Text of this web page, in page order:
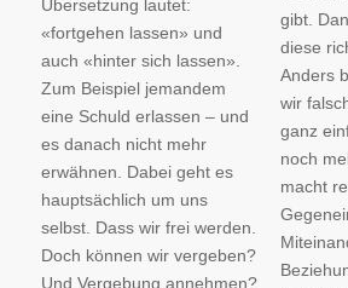
Übersetzung lautet:
«fortgehen lassen» und
auch «hinter sich lassen».
Zum Beispiel jemandem
eine Schuld erlassen – und
es danach nicht mehr
erwähnen. Dabei geht es
hauptsächlich um uns
selbst. Dass wir frei werden.
Doch können wir vergeben?
Und Vergebung annehmen?
gibt.
diese
Anders
wir
ganz
noch
macht